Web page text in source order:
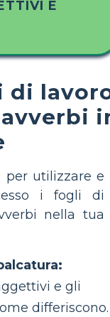
E
di
per utilizzare e
i fogli di
nella tua
e gli
differiscono.